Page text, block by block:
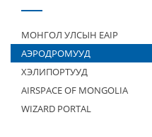
МОНГОЛ УЛСЫН EAIP
АЭРОДРОМУУД
ХЭЛИПОРТУУД
AIRSPACE OF MONGOLIA
WIZARD PORTAL